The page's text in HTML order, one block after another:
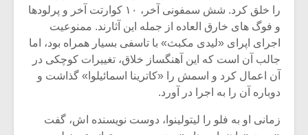
را خلق کرد. شش سمفونی آخر، ۱۰ کوارتت آخر و پرلودها
و فوگ های خارق العاده از جمله این آثارند. ممنوعیت
اجرای اپرای «لیدی مکبث» با تاسفی بسیار همراه بود، اما
جالب آن است که این آهنگساز خلاق، تغییرات کوچکی در
آن اعمال کرد و اسمش را «کاترینا اسمائیلوا» گذاشت و
دوباره آن را به اجرا در آورد.
زمانی او به فلو را لیتولینوا، دوست نویسنده اش، گفت